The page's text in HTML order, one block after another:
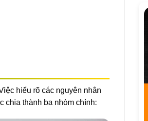
hiểu rõ các nguyên nhân
chia thành ba nhóm chính: